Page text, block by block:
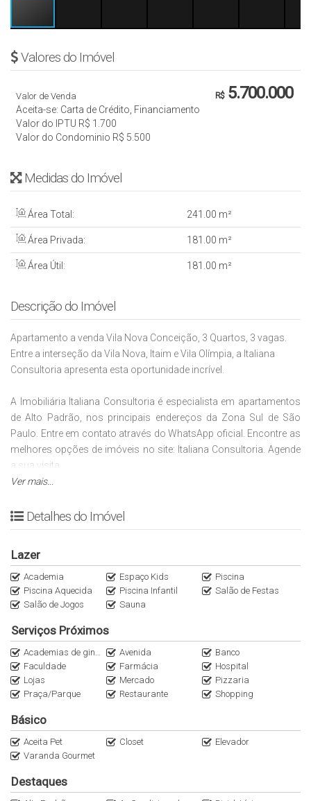
Valores do Imóvel
R$5.700.000
Valor de Venda
Aceita-se: Carta de Crédito, Financiamento
Valor do IPTU R$ 1.700
Valor do Condominio R$ 5.500
Medidas do Imóvel
Área Total: 241 .00 m²
Área Privada: 181 .00 m²
Área Útil: 181 .00 m²
Descrição do Imóvel
Apartamento a venda Vila Nova Conceição, 3 Quartos, 3 vagas.
Entre a interseção da Vila Nova, Itaim e Vila Olímpia, a Italiana
Consultoria apresenta esta oportunidade incrível.
A Imobiliária Italiana Consultoria é especialista em apartamentos
de Alto Padrão, nos principais endereços da Zona Sul de São
Paulo. Entre em contato através do WhatsApp oficial. Encontre as
melhores opções de imóveis no site: Italiana Consultoria. Agende
a sua visita.
2 min Go Meat
3 min Pão de Açúcar
4 min Empório Frutaria
5 min Frutaria São Paulo
5 min St. Marche
5 min da Padaria Eataly
5 min da McLaren São Paulo
5 min do Shopping JK Iguatemi
6 min do Parque do Povo
6 min do Praça São Lourenço
6 min do São Paulo Corporate Towers
7 min do Aquário de São Paulo
11 min do Aeroporto de Congonhas
Ver mais...
Detalhes do Imóvel
Lazer
Academia Espaço Kids
Piscina
Piscina Aquecida
Piscina Infantil
Salão de Festas
Salão de Jogos
Sauna
Serviços Próximos
Academias de ginástica Avenida
Banco
Faculdade
Farmácia
Hospital
Lojas
Mercado
Pizzaria
Praça/Parque
Restaurante Shopping
Básico
Aceita Pet Closet
Elevador
Varanda Gourmet
Destaques